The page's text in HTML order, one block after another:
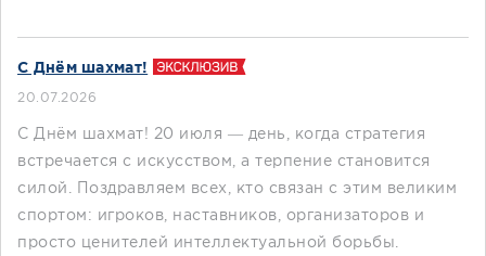
С Днём шахмат!
20.07.2026
С Днём шахмат! 20 июля — день, когда стратегия
встречается с искусством, а терпение становится
силой. Поздравляем всех, кто связан с этим великим
спортом: игроков, наставников, организаторов и
просто ценителей интеллектуальной борьбы.